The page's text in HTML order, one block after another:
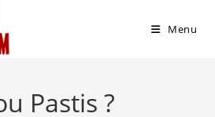
Menu
Pastis ?